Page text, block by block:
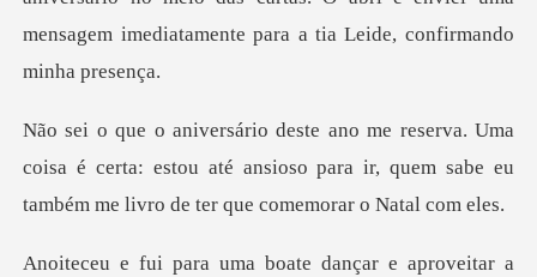
coisa é certa: estou até ansioso para ir, quem sabe e